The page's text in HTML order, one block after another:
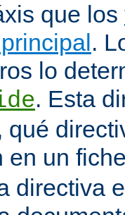
que los
.
lo
. Esta
qué
en un
directiva